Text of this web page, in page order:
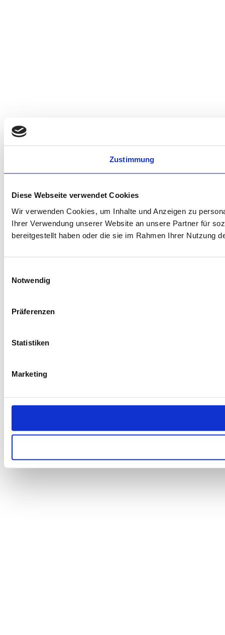
Zustimmung
Diese Webseite verwendet Cookies
Wir verwenden Cookies, um Inhalte und Anzeigen zu
Ihrer Verwendung unserer Website an unsere Partner für
bereitgestellt haben oder die sie im Rahmen Ihrer Nutzung
Notwendig
Präferenzen
Statistiken
Marketing